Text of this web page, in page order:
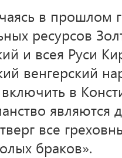
в прошлом
ресурсов
и всея Руси
венгерский
в
являются
все
браков».